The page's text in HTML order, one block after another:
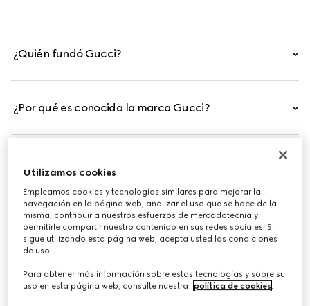
¿Quién fundó Gucci?
¿Por qué es conocida la marca Gucci?
LA CRONOLOGÍA DE
GUCCI
Utilizamos cookies
Empleamos cookies y tecnologías similares para mejorar la
navegación en la página web, analizar el uso que se hace de la
misma, contribuir a nuestros esfuerzos de mercadotecnia y
permitirle compartir nuestro contenido en sus redes sociales. Si
sigue utilizando esta página web, acepta usted las condiciones
de uso.
Para obtener más información sobre estas tecnologías y sobre su
uso en esta página web, consulte nuestra
política de cookies.